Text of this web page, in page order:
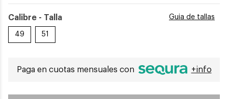
Guia de tallas
Calibre - Talla
49 51
Paga en cuotas mensuales con +info